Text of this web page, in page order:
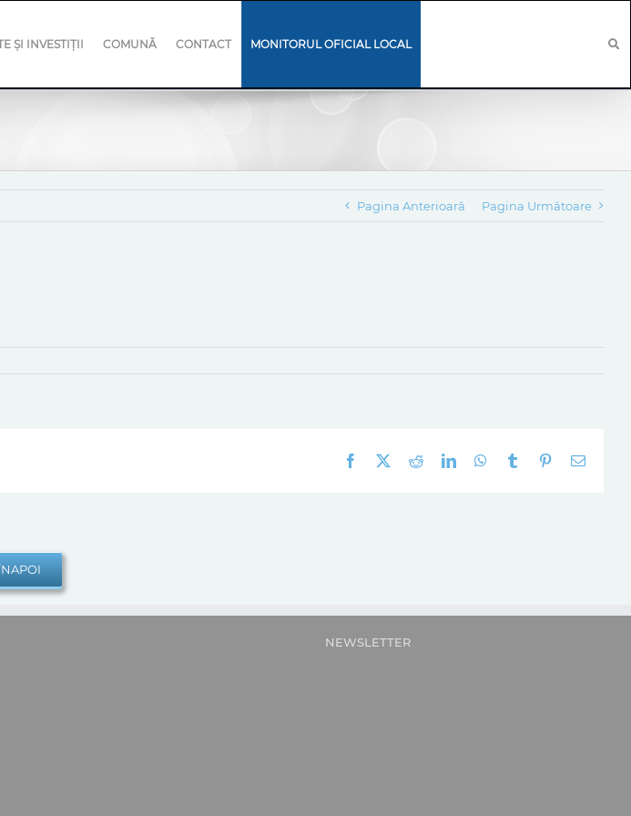
ȘI INVESTIȚII COMUNĂ CONTACT MONITORUL OFICIAL LOCAL
Pagina Anterioară Pagina Următoare
Facebook RedditLinkedInWhatsApp
Tumblr Pinterest
E-
NEWSLETTER